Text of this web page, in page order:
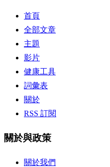
首頁
全部文章
主題
影片
健康工具
詞彙表
關於
RSS 訂閱
關於與政策
關於我們